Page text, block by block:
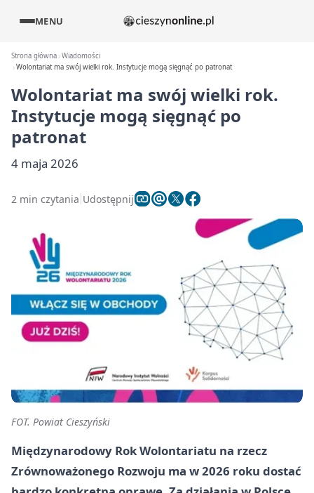
MENU
Strona główna Wiadomości
Wolontariat ma swój wielki rok. Instytucje mogą sięgnąć po patronat
Wolontariat ma swój wielki rok.
Instytucje mogą sięgnąć po
patronat
4 maja 2026
2 min czytania Udostępnij
FOT. Powiat Cieszyński
Międzynarodowy Rok Wolontariatu na rzecz
Zrównoważonego Rozwoju ma w 2026 roku dostać